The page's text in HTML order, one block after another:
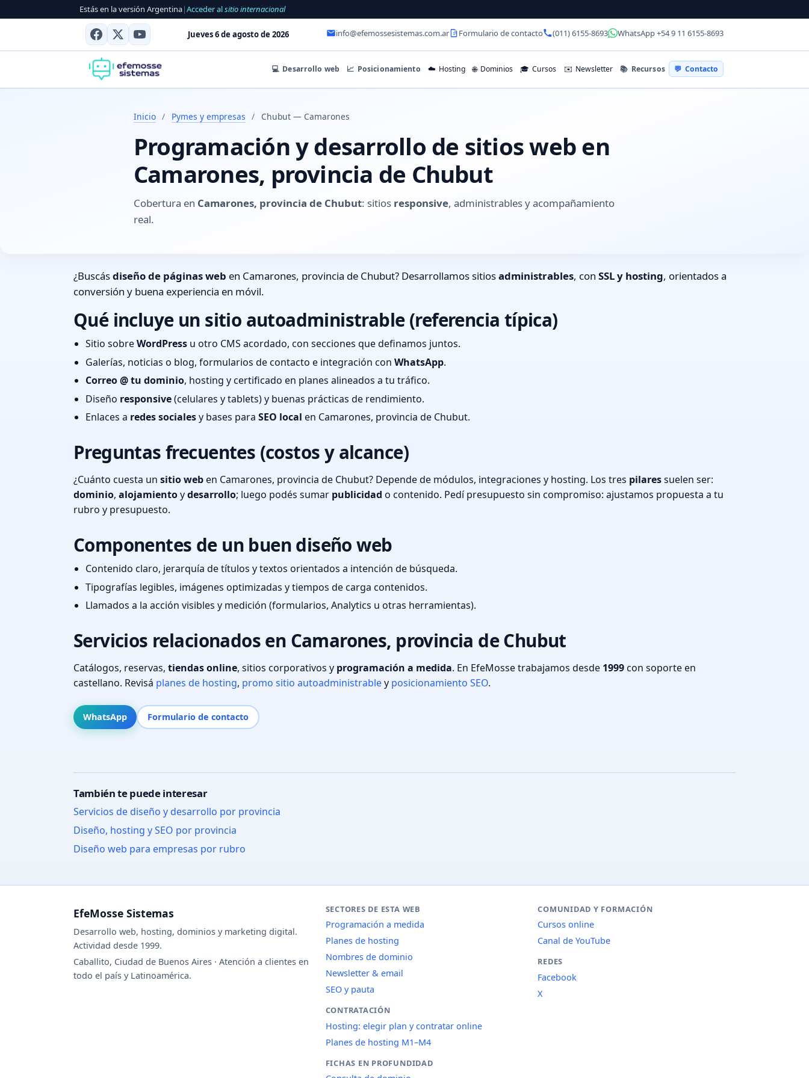
Estás en la versión Argentina|Acceder alsitio internacional
Jueves 6 de agosto de 2026 info@efemossesistemas.com.ar Formulario de contacto (011) 6155-8693 WhatsApp +54 9 11 6155-8693
💻 Desarrollo web 📈 Posicionamiento ☁️ Hosting 🌐 Dominios 🎓 Cursos ✉️ Newsletter 📚 Recursos 💬 Contacto
Inicio / Pymes y empresas / Chubut — Camarones
Programación y desarrollo de sitios web en
Camarones, provincia de Chubut
Cobertura en Camarones, provincia de Chubut: sitios responsive, administrables y acompañamiento
real.
¿Buscásdiseño de páginas web en Camarones, provincia de Chubut? Desarrollamos sitiosadministrables, con SSL y hosting, orientados a
conversión y buena experiencia en móvil.
Qué incluye un sitio autoadministrable (referencia típica)
Sitio sobreWordPress u otro CMS acordado, con secciones que definamos juntos.
Galerías, noticias o blog, formularios de contacto e integración con WhatsApp.
Correo @ tu dominio, hosting y certificado en planes alineados a tu tráfico.
Diseño responsive(celulares y tablets) y buenas prácticas de rendimiento.
Enlaces a redes socialesy bases para SEO local en Camarones, provincia de Chubut.
Preguntas frecuentes (costos y alcance)
¿Cuánto cuesta un sitio weben Camarones, provincia de Chubut? Depende de módulos, integraciones y hosting. Los tres pilaressuelen ser:
dominio, alojamientoydesarrollo; luego podés sumar publicidad o contenido. Pedí presupuesto sin compromiso: ajustamos propuesta a tu
rubro y presupuesto.
Componentes de un buen diseño web
Contenido claro, jerarquía de títulos y textos orientados a intención de búsqueda.
Tipografías legibles, imágenes optimizadas y tiempos de carga contenidos.
Llamados a la acción visibles y medición (formularios, Analytics u otras herramientas).
Servicios relacionados en Camarones, provincia de Chubut
Catálogos, reservas, tiendas online, sitios corporativos y programación a medida. En EfeMosse trabajamos desde 1999con soporte en
castellano. Revisá planes de hosting, promo sitio autoadministrabley posicionamiento SEO.
WhatsApp Formulario de contacto
También te puede interesar
Servicios de diseño y desarrollo por provincia
Diseño, hosting y SEO por provincia
Diseño web para empresas por rubro
EfeMosse Sistemas
Desarrollo web, hosting, dominios y marketing digital.
Actividad desde 1999.
Caballito, Ciudad de Buenos Aires · Atención a clientes en
todo el país y Latinoamérica.
SECTORES DE ESTA WEB
Programación a medida
Planes de hosting
Nombres de dominio
Newsletter & email
SEO y pauta
CONTRATACIÓN
Hosting: elegir plan y contratar online
Planes de hosting M1–M4
FICHAS EN PROFUNDIDAD
COMUNIDAD Y FORMACIÓN
Cursos online
Canal de YouTube
REDES
Facebook
X